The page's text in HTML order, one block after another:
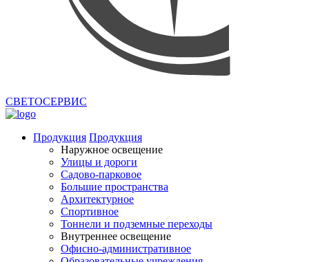
СВЕТОСЕРВИС
Продукция Продукция
Наружное освещение
Улицы и дороги
Садово-парковое
Большие пространства
Архитектурное
Спортивное
Тоннели и подземные переходы
Внутреннее освещение
Офисно-административное